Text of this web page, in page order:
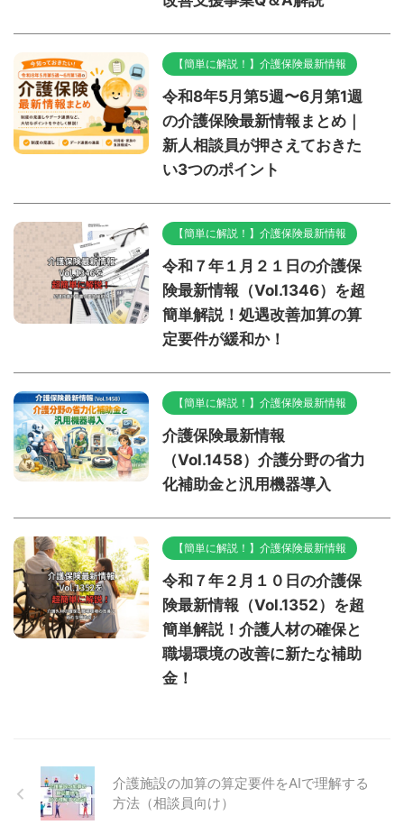
【簡単に解説！】介護保険最新情報
令和8年5月第5週〜6月第1週
の介護保険最新情報まとめ｜
新人相談員が押さえておきた
い3つのポイント
【簡単に解説！】介護保険最新情報
令和７年１月２１日の介護保
険最新情報（Vol.1346）を超
簡単解説！処遇改善加算の算
定要件が緩和か！
【簡単に解説！】介護保険最新情報
介護保険最新情報
（Vol.1458）介護分野の省力
化補助金と汎用機器導入
【簡単に解説！】介護保険最新情報
令和７年２月１０日の介護保
険最新情報（Vol.1352）を超
簡単解説！介護人材の確保と
職場環境の改善に新たな補助
金！
介護施設の加算の算定要件をAIで理解する
方法（相談員向け）